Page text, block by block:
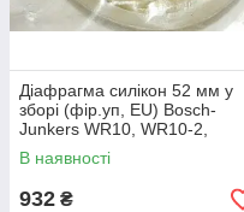
Діафрагма силікон 52 мм у
зборі (фір.уп, EU) Bosch-
Junkers WR10, WR10-2,
WR11, артикул 8700503079,
к.з.1452/2
В наявності
932 ₴